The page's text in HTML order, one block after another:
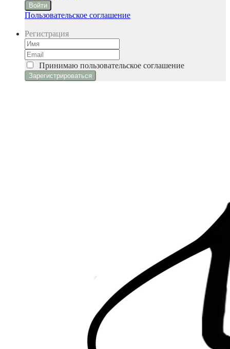
Войти
Пользовательское соглашение
Регистрация
Принимаю пользовательское соглашение